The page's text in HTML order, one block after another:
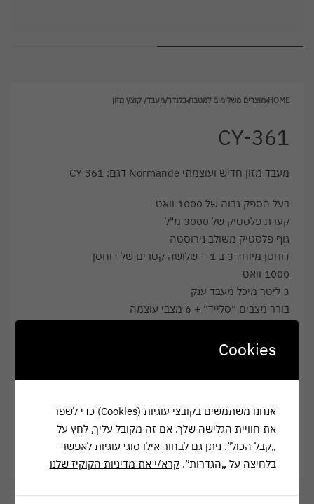
HOME
›מוצרים משלימים למטבח›בלנדר/מעבד/ קוצץ מזון
CY-361
מעבד מזון חדיש ועוצמתי Normande דגם: CY 361
בעל הספק גבוה של 1000 וואט
קערת פלסטיק של 3000 מ"ל
גוף פלסטיק משולב נירוסטה
דוחסן מיוחד 3 ב 1 – שלושה קטרים של דוחסן
1000 וואט
3 ליטר מיכל מעבד ענק
בורר מצבים ״סלייד״ + 6 מצבי עוצמה
מידות: רוחב 55 , עומק 48 , גובה 44 ס"מ
Categories:
בלנדר/מעבד/ קוצץ מזון ,מוצרים משלימים למטבח
שיתוף
Cookies
אנחנו משתמשים בקובצי עוגיות (Cookies) כדי לשפר
את חוויית הגלישה שלך. אם זה מקובל עליך, לחץ על
„קבל הכול”. ניתן גם לבחור אילו סוגי עוגיות לאפשר
בלחיצה על „הגדרות”.קרא/י את מדיניות הקוקיז שלנו